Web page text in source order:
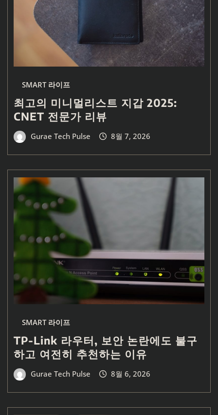
SMART 라이프
최고의 미니멀리스트 지갑 2025:
CNET 전문가 리뷰
Gurae Tech Pulse 8월 7, 2026
SMART 라이프
TP-Link 라우터, 보안 논란에도 불구
하고 여전히 추천하는 이유
Gurae Tech Pulse 8월 6, 2026